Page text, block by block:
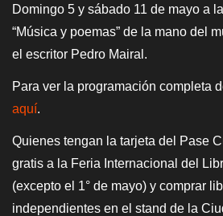
Domingo 5 y sábado 11 de mayo a
“Música y poemas” de la mano del
el escritor Pedro Mairal.
Para ver la programación completa
aquí.
Quienes tengan la tarjeta del Pase
gratis a la Feria Internacional del
(excepto el 1° de mayo) y comprar
independientes en el stand de la